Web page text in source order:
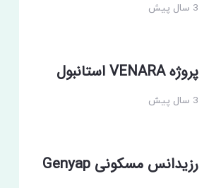
3 سال پیش
پروژه VENARA استانبول
3 سال پیش
رزیدانس مسکونی Genyap